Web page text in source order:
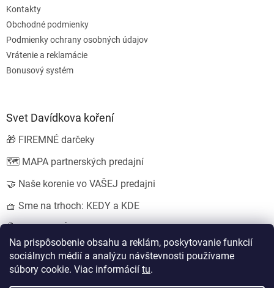
Na prispôsobenie obsahu a reklám, poskytovanie funkcií
sociálnych médií a analýzu návštevnosti používame
súbory cookie. Viac informácií tu.
Kontakty
Obchodné podmienky
Podmienky ochrany osobných údajov
Vrátenie a reklamácie
Bonusový systém
Svet Davídkova koření
🎁 FIREMNÉ darčeky
🗺️ MAPA partnerských predajní
🤝 Naše korenie vo VAŠEJ predajni
🧺 Sme na trhoch: KEDY a KDE